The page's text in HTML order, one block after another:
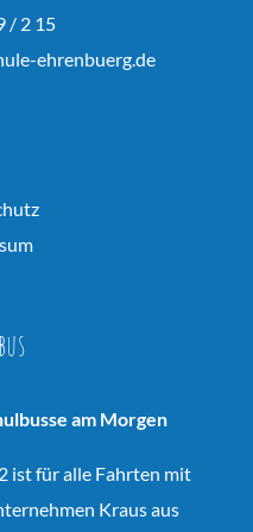
/ 2 15
ehrenbuerg.de
am Morgen
ist für alle Fahrten mit
Kraus aus